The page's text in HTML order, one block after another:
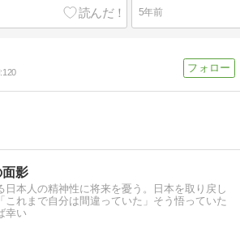
5年前
120
面影
日本人の精神性に将来を憂う。日本を取り戻し
これまで自分は間違っていた」そう悟っていた
幸い